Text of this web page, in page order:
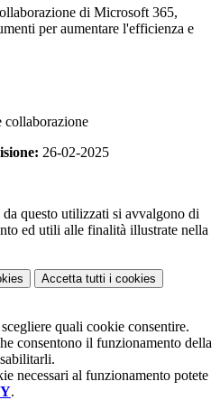
di Microsoft 365,
per aumentare l'efficienza e
collaborazione
26-02-2025
questo utilizzati si avvalgono di
ed utili alle finalità illustrate nella
Accetta tutti i cookies
quali cookie consentire.
consentono il funzionamento della
necessari al funzionamento potete
.